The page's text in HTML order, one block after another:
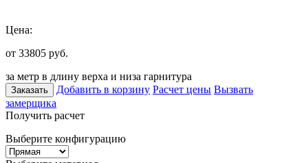
Цена:
от 33805 руб.
за метр в длину верха и низа гарнитура
Заказать Добавить в корзину Расчет цены Вызвать
замерщика
Получить расчет
Выберите конфигурацию